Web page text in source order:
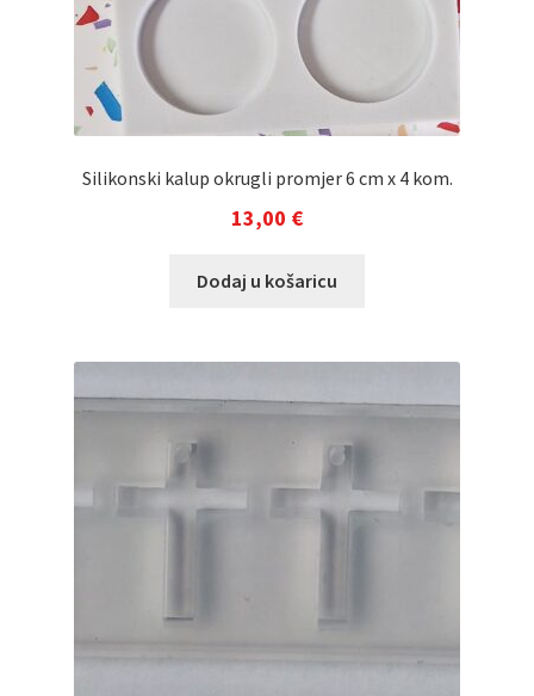
Silikonski kalup okrugli promjer 6 cm x 4 kom.
13,00 €
Dodaj u košaricu